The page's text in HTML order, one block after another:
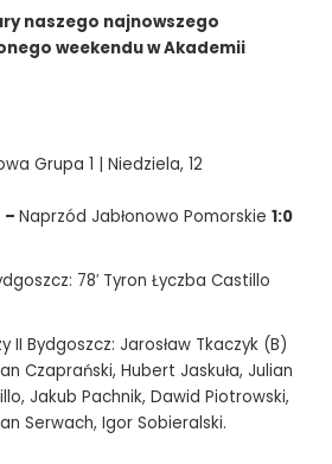
naszego najnowszego
weekendu w Akademii
Grupa 1 | Niedziela, 12
– Naprzód Jabłonowo Pomorskie 1:0
78′ Tyron Łyczba Castillo
II Bydgoszcz: Jarosław Tkaczyk (B)
Czaprański, Hubert Jaskuła, Julian
Jakub Pachnik, Dawid Piotrowski,
Serwach, Igor Sobieralski.